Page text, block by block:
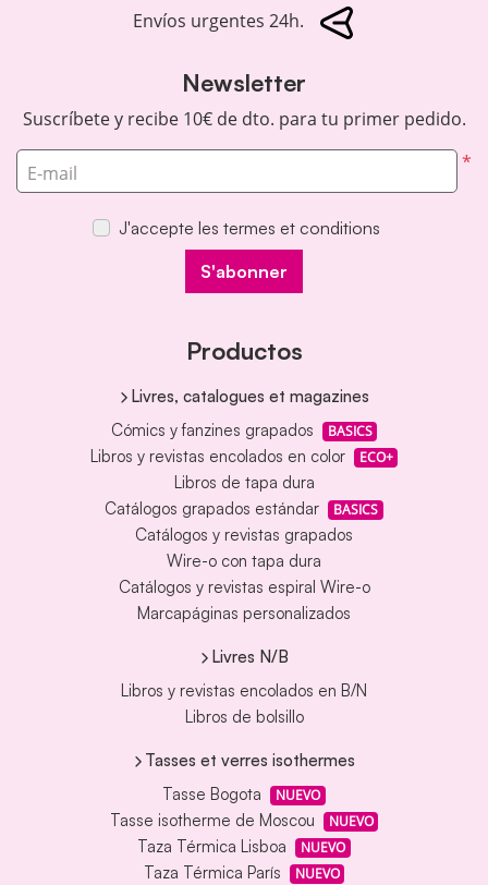
Envíos urgentes 24h.
Newsletter
Suscríbete y recibe 10€ de dto. para tu primer pedido.
*
E-mail
J'accepte les termes et conditions
S'abonner
Productos
Livres, catalogues et magazines
Cómics y fanzines grapados
BASICS
Libros y revistas encolados en color ECO+
Libros de tapa dura
Catálogos grapados estándar
BASICS
Catálogos y revistas grapados
Wire-o con tapa dura
Catálogos y revistas espiral Wire-o
Marcapáginas personalizados
Livres N/B
Libros y revistas encolados en B/N
Libros de bolsillo
Tasses et verres isothermes
Tasse Bogota
NUEVO
Tasse isotherme de Moscou NUEVO
Taza Térmica Lisboa NUEVO
Taza Térmica París NUEVO